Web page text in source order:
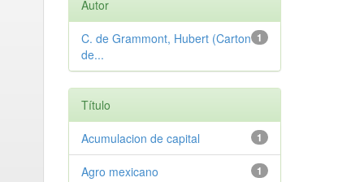
Autor
1
C. de Grammont, Hubert (Carton
de...
Título
1
Acumulacion de capital
1
Agro mexicano